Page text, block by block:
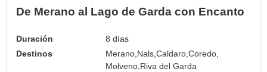
De Merano al Lago de Garda con Encanto
Duración
8 días
Destinos
Merano,Nals,Caldaro,Coredo,
Molveno,Riva del Garda